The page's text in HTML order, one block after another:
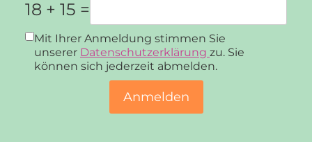
18 + 15 =
Datenschutz*
Mit Ihrer Anmeldung stimmen Sie
unserer Datenschutzerklärung zu. Sie
können sich jederzeit abmelden.
Anmelden